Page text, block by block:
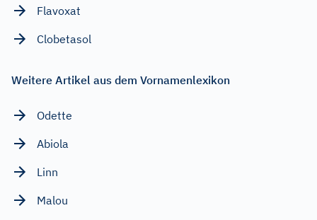
Flavoxat
Clobetasol
Weitere Artikel aus dem Vornamenlexikon
Odette
Abiola
Linn
Malou